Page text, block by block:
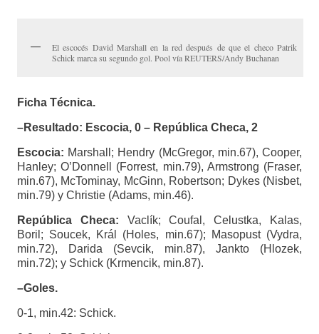
El escocés David Marshall en la red después de que el checo Patrik
Schick marca su segundo gol. Pool vía REUTERS/Andy Buchanan
Ficha Técnica.
–Resultado: Escocia, 0 – República Checa, 2
Escocia: Marshall; Hendry (McGregor, min.67), Cooper,
Hanley; O’Donnell (Forrest, min.79), Armstrong (Fraser,
min.67), McTominay, McGinn, Robertson; Dykes (Nisbet,
min.79) y Christie (Adams, min.46).
República Checa: Vaclík; Coufal, Celustka, Kalas,
Boril; Soucek, Král (Holes, min.67); Masopust (Vydra,
min.72), Darida (Sevcik, min.87), Jankto (Hlozek,
min.72); y Schick (Krmencik, min.87).
–Goles.
0-1, min.42: Schick.